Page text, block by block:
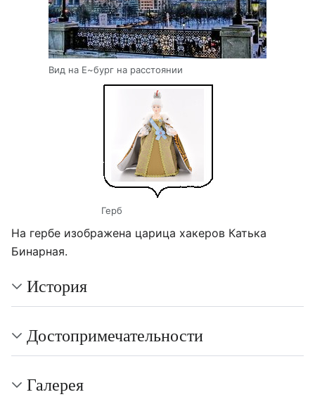
Вид на Е~бург на расстоянии
Герб
На гербе изображена царица хакеров Катька
Бинарная.
История
Достопримечательности
Галерея